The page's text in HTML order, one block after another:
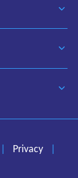
| Privacy
|